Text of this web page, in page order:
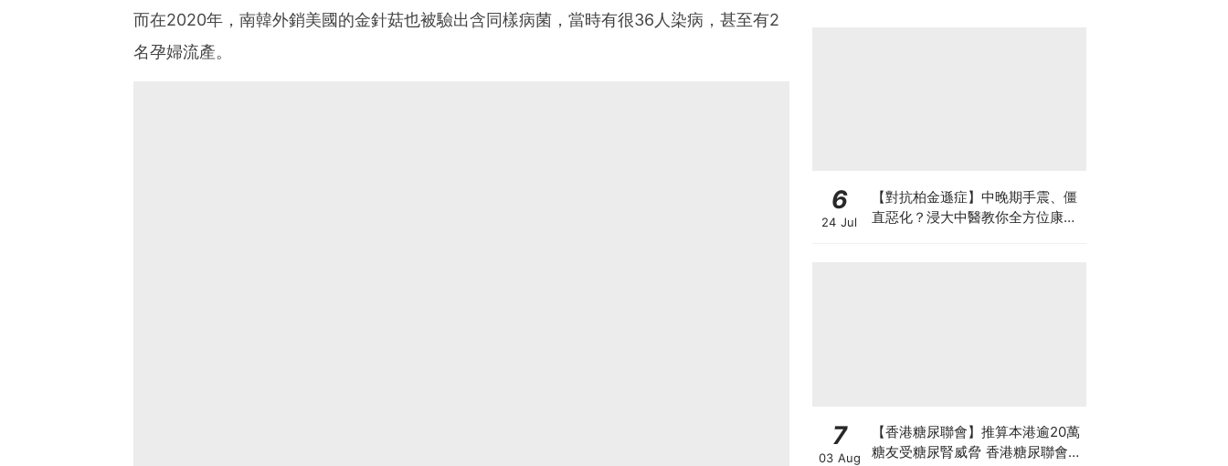
而在2020年，南韓外銷美國的金針菇也被驗出含同樣病菌，當時有很36人染病，甚至有2
名孕婦流產。
6
24 Jul
【對抗柏金遜症】中晚期手震、僵
直惡化？浸大中醫教你全方位康復
7
03 Aug
【香港糖尿聯會】推算本港逾20萬
糖友受糖尿腎威脅 香港糖尿聯會